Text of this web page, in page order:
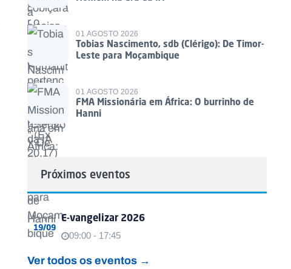
01 AGOSTO 2026
Tobias Nascimento, sdb (Clérigo): De Timor-
Leste para Moçambique
01 AGOSTO 2026
FMA Missionária em África: O burrinho de
Hanni
Próximos eventos
19/09
E-vangelizar 2026
09:00 - 17:45
Ver todos os eventos →